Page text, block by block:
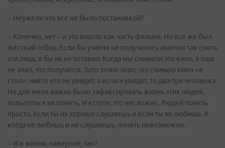
– Неужели это все не было постановкой?
– Конечно, нет – и это вошло как часть фильма. Но все же был
жесткий отбор. Если бы у меня не получилось именно так снять
эти лица, я бы их не оставил. Когда мы снимали это кино, я еще
не знал, что получится. Зато точно знал, что снимаю кино «в
стол»: никто его не увидит, а если и увидят, то два-три человека.
Но для меня важно было зафиксировать жизнь этих людей,
попытаться их понять. И кстати, это несложно. Людей понять
просто, если ты их хорошо слушаешь и если ты их любишь. А
когда не любишь и не слушаешь, понять невозможно.
– И в жизни, наверное, так?